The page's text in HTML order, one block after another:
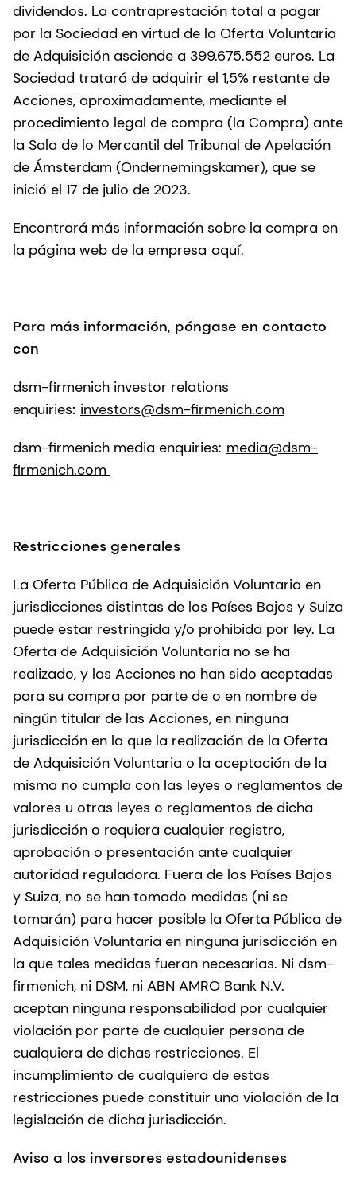
dividendos. La contraprestación total a pagar
por la Sociedad en virtud de la Oferta Voluntaria
de Adquisición asciende a 399.675.552 euros. La
Sociedad tratará de adquirir el 1,5% restante de
Acciones, aproximadamente, mediante el
procedimiento legal de compra (la Compra) ante
la Sala de lo Mercantil del Tribunal de Apelación
de Ámsterdam (Ondernemingskamer), que se
inició el 17 de julio de 2023.
Encontrará más información sobre la compra en
la página web de la empresa aquí.
Para más información, póngase en contacto
con
dsm-firmenich investor relations
enquiries: investors@dsm-firmenich.com
dsm-firmenich media enquiries: media@dsm-
firmenich.com
Restricciones generales
La Oferta Pública de Adquisición Voluntaria en
jurisdicciones distintas de los Países Bajos y Suiza
puede estar restringida y/o prohibida por ley. La
Oferta de Adquisición Voluntaria no se ha
realizado, y las Acciones no han sido aceptadas
para su compra por parte de o en nombre de
ningún titular de las Acciones, en ninguna
jurisdicción en la que la realización de la Oferta
de Adquisición Voluntaria o la aceptación de la
misma no cumpla con las leyes o reglamentos de
valores u otras leyes o reglamentos de dicha
jurisdicción o requiera cualquier registro,
aprobación o presentación ante cualquier
autoridad reguladora. Fuera de los Países Bajos
y Suiza, no se han tomado medidas (ni se
tomarán) para hacer posible la Oferta Pública de
Adquisición Voluntaria en ninguna jurisdicción en
la que tales medidas fueran necesarias. Ni dsm-
firmenich, ni DSM, ni ABN AMRO Bank N.V.
aceptan ninguna responsabilidad por cualquier
violación por parte de cualquier persona de
cualquiera de dichas restricciones. El
incumplimiento de cualquiera de estas
restricciones puede constituir una violación de la
legislación de dicha jurisdicción.
Aviso a los inversores estadounidenses